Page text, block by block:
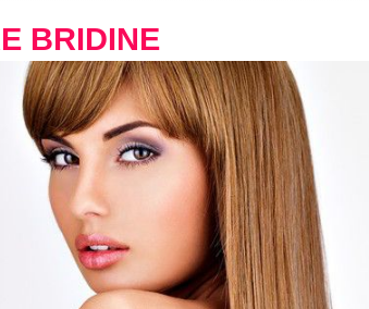
BRIDINE